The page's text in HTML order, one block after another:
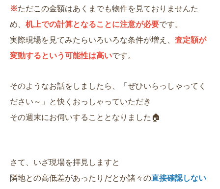
※ただこの金額はあくまでも物件を見ておりませんた
め、 机上での計算となることに注意が必要です。
実際現場を見てみたらいろいろな条件が増え、 査定額が
変動するという可能性は高いです。
そのようなお話をしましたら、「ぜひいらっしゃってく
ださい～」と快くおっしゃっていただき
その週末にお伺いすることとなりました🏠
さて、いざ現場を拝見しますと
隣地との高低差があったりだとか諸々の直接確認しない